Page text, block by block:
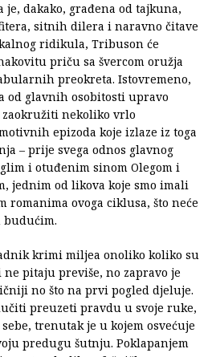
dakako, građena od tajkuna,
sitnih dilera i naravno čitave
ridikula, Tribuson će
priču sa švercom oružja
preokreta. Istovremeno,
od glavnih osobitosti upravo
zaokružiti nekoliko vrlo
epizoda koje izlaze iz toga
– prije svega odnos glavnog
i otuđenim sinom Olegom i
jednim od likova koje smo imali
ovoga ciklusa, što neće
krimi miljea onoliko koliko su
pitaju previše, no zapravo je
no što na prvi pogled djeluje.
preuzeti pravdu u svoje ruke,
trenutak je u kojem osvećuje
predugu šutnju. Poklapanjem